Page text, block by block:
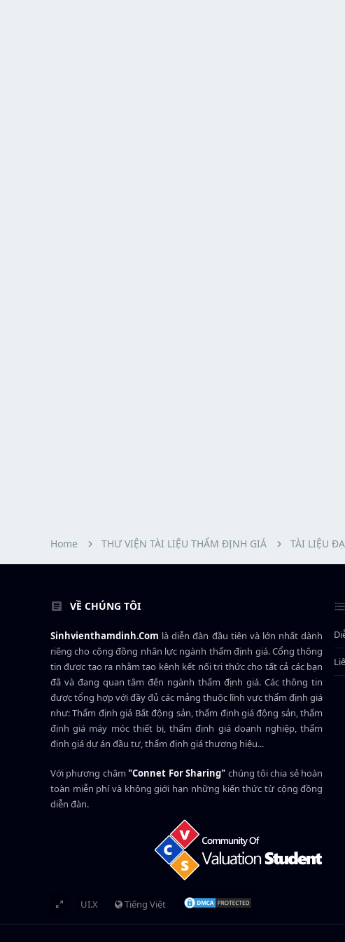
Home THƯ VIỆN TÀI LIỆU THẨM ĐỊNH GIÁ TÀI LIỆU
VỀ CHÚNG TÔI
Sinhvienthamdinh.Com là diễn đàn đầu tiên và lớn nhất dành
riêng cho cộng đồng nhân lực ngành thẩm định giá. Cổng thông
tin được tạo ra nhằm tạo kênh kết nối tri thức cho tất cả các bạn
đã và đang quan tâm đến ngành thẩm định giá. Các thông tin
được tổng hợp với đầy đủ các mảng thuộc lĩnh vực thẩm định giá
như: Thẩm định giá Bất động sản, thẩm định giá động sản, thẩm
định giá máy móc thiết bị, thẩm định giá doanh nghiệp, thẩm
định giá dự án đầu tư, thẩm định giá thương hiệu...
Với phương châm"Connet For Sharing" chúng tôi chia sẻ hoàn
toàn miễn phí và không giới hạn những kiến thức từ cộng đồng
diễn đàn.
UI.X Tiếng Việt